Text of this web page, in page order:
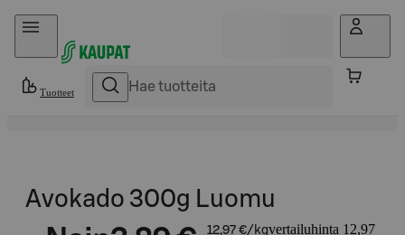
Hyppää sisältöön
Tuotteet
Avokado 300g Luomu
12,97 €/kgvertailuhinta 12,97